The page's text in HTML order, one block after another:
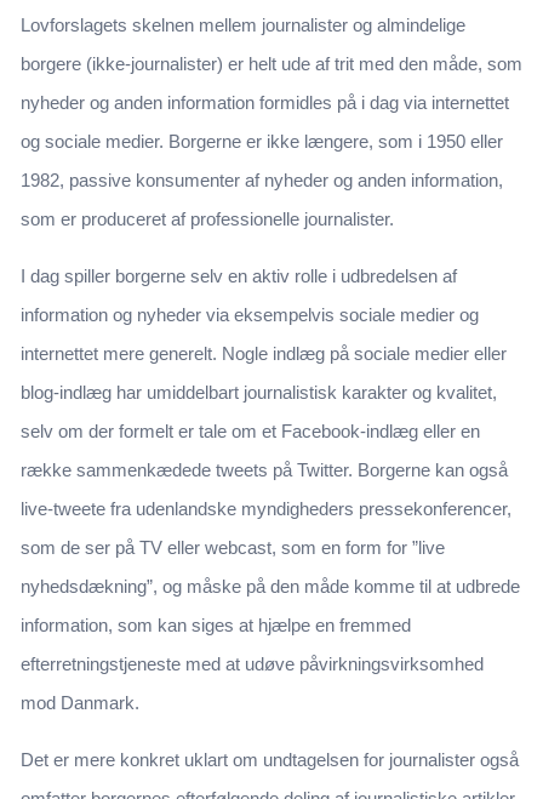
Lovforslagets skelnen mellem journalister og almindelige
borgere (ikke-journalister) er helt ude af trit med den måde, som
nyheder og anden information formidles på i dag via internettet
og sociale medier. Borgerne er ikke længere, som i 1950 eller
1982, passive konsumenter af nyheder og anden information,
som er produceret af professionelle journalister.
I dag spiller borgerne selv en aktiv rolle i udbredelsen af
information og nyheder via eksempelvis sociale medier og
internettet mere generelt. Nogle indlæg på sociale medier eller
blog-indlæg har umiddelbart journalistisk karakter og kvalitet,
selv om der formelt er tale om et Facebook-indlæg eller en
række sammenkædede tweets på Twitter. Borgerne kan også
live-tweete fra udenlandske myndigheders pressekonferencer,
som de ser på TV eller webcast, som en form for ”live
nyhedsdækning”, og måske på den måde komme til at udbrede
information, som kan siges at hjælpe en fremmed
efterretningstjeneste med at udøve påvirkningsvirksomhed
mod Danmark.
Det er mere konkret uklart om undtagelsen for journalister også